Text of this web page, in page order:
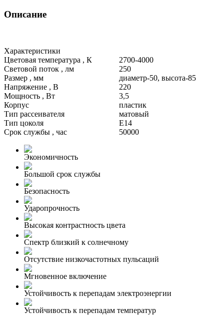
Описание
Характеристики
Цветовая температура , К
2700-4000
Световой поток , лм
250
Размер , мм
диаметр-50, высота-85
Напряжение , В
220
Мощность , Вт
3,5
Корпус
пластик
Тип рассеивателя
матовый
Тип цоколя
Е14
Срок службы , час
50000
Экономичность
Большой срок службы
Безопасность
Ударопрочность
Высокая контрастность цвета
Спектр близкий к солнечному
Отсутствие низкочастотных пульсаций
Мгновенное включение
Устойчивость к перепадам электроэнергии
Устойчивость к перепадам температур